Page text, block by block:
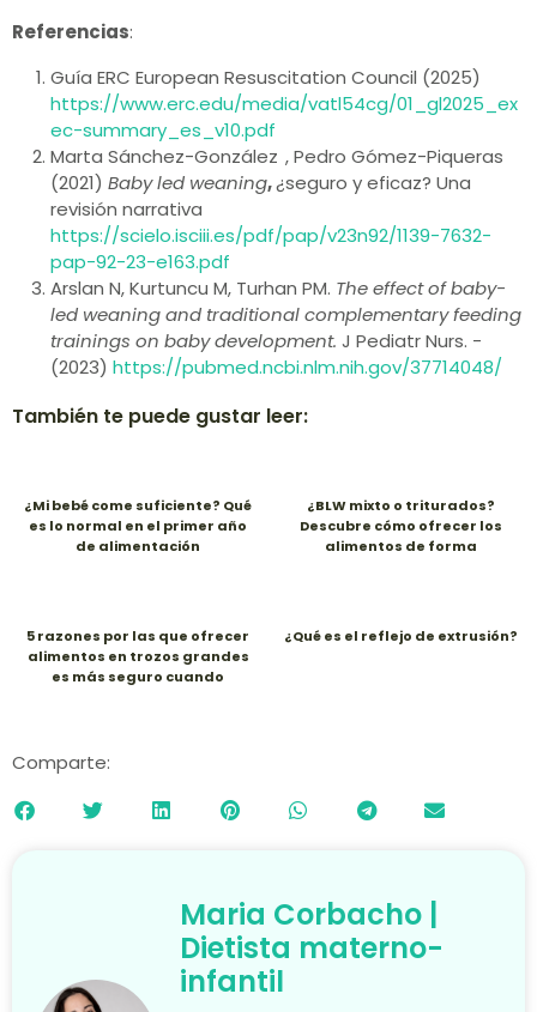
Referencias:
Guía ERC European Resuscitation Council (2025)
https://www.erc.edu/media/vatl54cg/01_gl2025_ex
ec-summary_es_v10.pdf
Marta Sánchez-González , Pedro Gómez-Piqueras
(2021) Baby led weaning,¿seguro y eficaz? Una
revisión narrativa
https://scielo.isciii.es/pdf/pap/v23n92/1139-7632-
pap-92-23-e163.pdf
Arslan N, Kurtuncu M, Turhan PM. The effect of baby-
led weaning and traditional complementary feeding
trainings on baby development. J Pediatr Nurs. -
(2023) https://pubmed.ncbi.nlm.nih.gov/37714048/
También te puede gustar leer:
¿Mi bebé come suficiente? Qué
es lo normal en el primer año
de alimentación
¿BLW mixto o triturados?
Descubre cómo ofrecer los
alimentos de forma
5 razones por las que ofrecer
alimentos en trozos grandes
es más seguro cuando
¿Qué es el reflejo de extrusión?
Comparte:
Maria Corbacho |
Dietista materno-
infantil